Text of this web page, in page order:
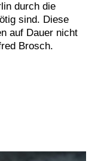
durch die
sind. Diese
auf Dauer nicht
Brosch.